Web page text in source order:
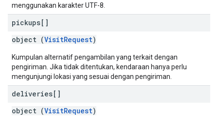
menggunakan karakter UTF-8.
pickups[]
object (VisitRequest)
Kumpulan alternatif pengambilan yang terkait dengan
pengiriman. Jika tidak ditentukan, kendaraan hanya perlu
mengunjungi lokasi yang sesuai dengan pengiriman.
deliveries[]
object (VisitRequest)